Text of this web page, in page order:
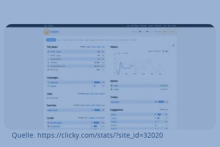
Quelle: https://clicky.com/stats/?site_id=32020